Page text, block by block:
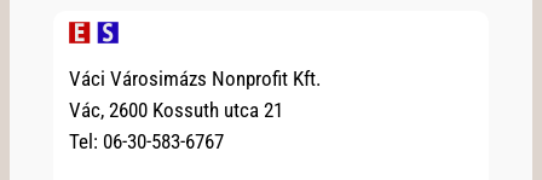
Váci Városimázs Nonprofit Kft.
Vác, 2600 Kossuth utca 21
Tel: 06-30-583-6767